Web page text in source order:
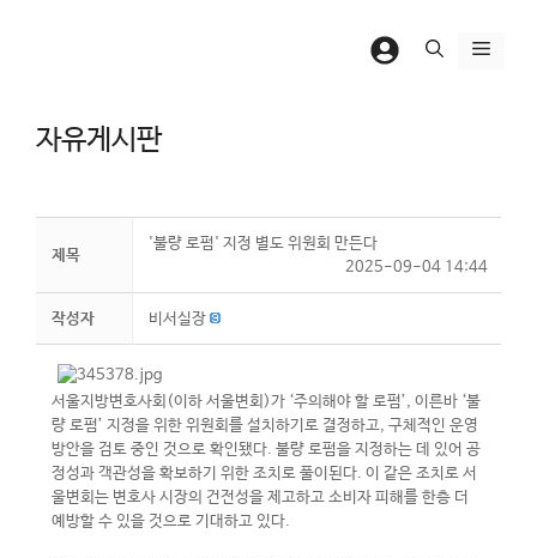
메
자유게시판
제목
'불량 로펌' 지정 별도 위원회 만든다
2025-09-04 14:44
작성자 비서실장
서울지방변호사회(이하 서울변회)가 ‘주의해야 할 로펌’, 이른바 ‘불
량 로펌’ 지정을 위한 위원회를 설치하기로 결정하고, 구체적인 운영
방안을 검토 중인 것으로 확인됐다. 불량 로펌을 지정하는 데 있어 공
정성과 객관성을 확보하기 위한 조치로 풀이된다. 이 같은 조치로 서
울변회는 변호사 시장의 건전성을 제고하고 소비자 피해를 한층 더
예방할 수 있을 것으로 기대하고 있다.